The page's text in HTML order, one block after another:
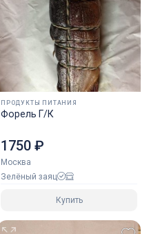
ПРОДУКТЫ ПИТАНИЯ
Форель Г/К
1750 ₽
Москва
Зелёный заяц
Купить